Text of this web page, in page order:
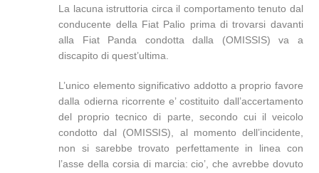
La lacuna istruttoria circa il comportamento tenuto dal
conducente della Fiat Palio prima di trovarsi davanti
alla Fiat Panda condotta dalla (OMISSIS) va a
discapito di quest’ultima.
L’unico elemento significativo addotto a proprio favore
dalla odierna ricorrente e’ costituito dall’accertamento
del proprio tecnico di parte, secondo cui il veicolo
condotto dal (OMISSIS), al momento dell’incidente,
non si sarebbe trovato perfettamente in linea con
l’asse della corsia di marcia: cio’, che avrebbe dovuto